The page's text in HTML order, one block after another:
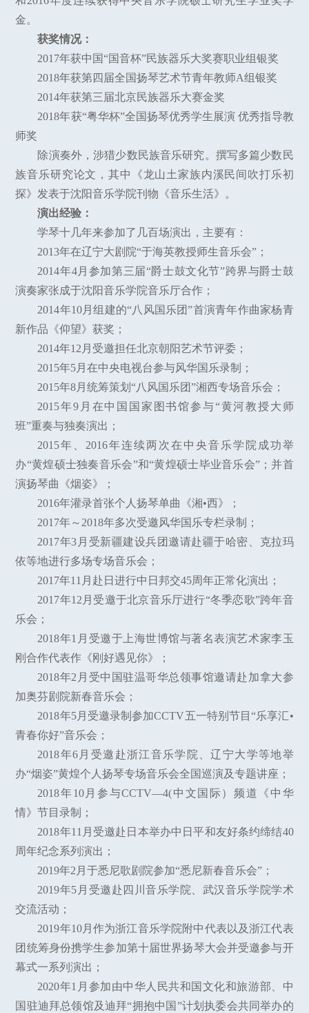
金。
获奖情况：
2017年获中国“国音杯”民族器乐大奖赛职业组银奖
2018年获第四届全国扬琴艺术节青年教师A组银奖
2014年获第三届北京民族器乐大赛金奖
2018年获“粤华杯”全国扬琴优秀学生展演 优秀指导教
师奖
除演奏外，涉猎少数民族音乐研究。撰写多篇少数民
族音乐研究论文，其中《龙山土家族内溪民间吹打乐初
探》发表于沈阳音乐学院刊物《音乐生活》。
演出经验：
学琴十几年来参加了几百场演出，主要有：
2013年在辽宁大剧院“于海英教授师生音乐会”；
2014年4月参加第三届“爵士鼓文化节”跨界与爵士鼓
演奏家张成于沈阳音乐学院音乐厅合作；
2014年10月组建的“八风国乐团”首演青年作曲家杨青
新作品《仰望》获奖；
2014年12月受邀担任北京朝阳艺术节评委；
2015年5月在中央电视台参与风华国乐录制；
2015年8月统筹策划“八风国乐团”湘西专场音乐会；
2015年9月在中国国家图书馆参与“黄河教授大师
班”重奏与独奏演出；
2015年、2016年连续两次在中央音乐学院成功举
办“黄煌硕士独奏音乐会”和“黄煌硕士毕业音乐会”；并首
演扬琴曲《烟姿》；
2016年灌录首张个人扬琴单曲《湘•西》；
2017年～2018年多次受邀风华国乐专栏录制；
2017年3月受新疆建设兵团邀请赴疆于哈密、克拉玛
依等地进行多场专场音乐会；
2017年11月赴日进行中日邦交45周年正常化演出；
2017年12月受邀于北京音乐厅进行“冬季恋歌”跨年音
乐会；
2018年1月受邀于上海世博馆与著名表演艺术家李玉
刚合作代表作《刚好遇见你》；
2018年2月受中国驻温哥华总领事馆邀请赴加拿大参
加奥芬剧院新春音乐会；
2018年5月受邀录制参加CCTV五一特别节目“乐享汇•
青春你好”音乐会；
2018年6月受邀赴浙江音乐学院、辽宁大学等地举
办“烟姿”黄煌个人扬琴专场音乐会全国巡演及专题讲座；
2018年10月参与CCTV—4(中文国际）频道《中华
情》节目录制；
2018年11月受邀赴日本举办中日平和友好条约缔结40
周年纪念系列演出；
2019年2月于悉尼歌剧院参加“悉尼新春音乐会”；
2019年5月受邀赴四川音乐学院、武汉音乐学院学术
交流活动；
2019年10月作为浙江音乐学院附中代表以及浙江代表
团统筹身份携学生参加第十届世界扬琴大会并受邀参与开
幕式一系列演出；
2020年1月参加由中华人民共和国文化和旅游部、中
国驻迪拜总领馆及迪拜“拥抱中国”计划执委会共同举办的